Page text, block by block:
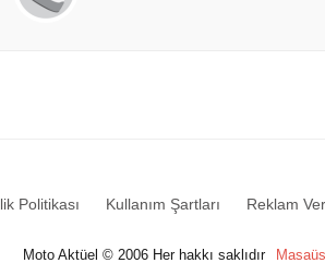
Politikası Kullanım Şartları Reklam
Moto Aktüel © 2006 Her hakkı saklıdır